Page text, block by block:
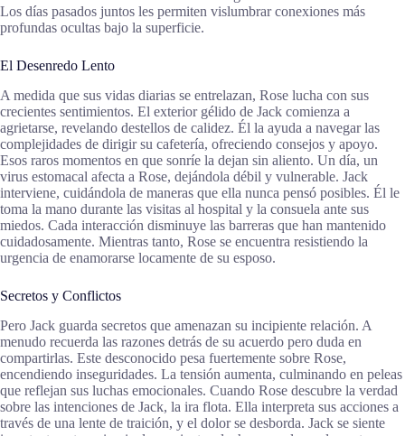
Los días pasados juntos les permiten vislumbrar conexiones más
profundas ocultas bajo la superficie.
El Desenredo Lento
A medida que sus vidas diarias se entrelazan, Rose lucha con sus
crecientes sentimientos. El exterior gélido de Jack comienza a
agrietarse, revelando destellos de calidez. Él la ayuda a navegar las
complejidades de dirigir su cafetería, ofreciendo consejos y apoyo.
Esos raros momentos en que sonríe la dejan sin aliento. Un día, un
virus estomacal afecta a Rose, dejándola débil y vulnerable. Jack
interviene, cuidándola de maneras que ella nunca pensó posibles. Él le
toma la mano durante las visitas al hospital y la consuela ante sus
miedos. Cada interacción disminuye las barreras que han mantenido
cuidadosamente. Mientras tanto, Rose se encuentra resistiendo la
urgencia de enamorarse locamente de su esposo.
Secretos y Conflictos
Pero Jack guarda secretos que amenazan su incipiente relación. A
menudo recuerda las razones detrás de su acuerdo pero duda en
compartirlas. Este desconocido pesa fuertemente sobre Rose,
encendiendo inseguridades. La tensión aumenta, culminando en peleas
que reflejan sus luchas emocionales. Cuando Rose descubre la verdad
sobre las intenciones de Jack, la ira flota. Ella interpreta sus acciones a
través de una lente de traición, y el dolor se desborda. Jack se siente